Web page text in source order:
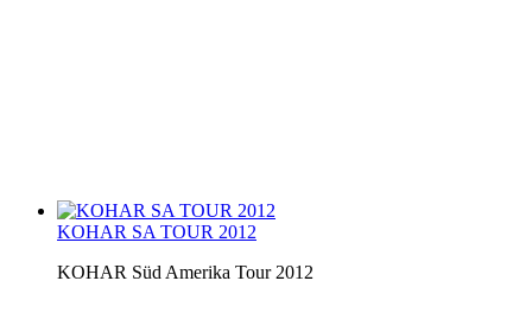
KOHAR SA TOUR 2012
KOHAR Süd Amerika Tour 2012